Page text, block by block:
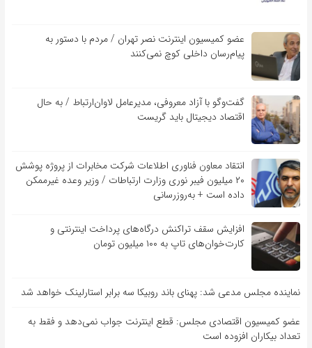
عضو کمیسیون اینترنت نصر تهران / مردم با دستور به
پیام‌رسان داخلی کوچ نمی‌کنند
گفت‌و‌گو با آزاد معروفی، مدیرعامل لاوان‌ارتباط / به حال
اقتصاد دیجیتال باید گریست
انتقاد معاون فناوری اطلاعات شرکت مخابرات از پروژه پوشش
۲۰ میلیون فیبر نوری وزارت ارتباطات / وزیر وعده غیرممکن
داده است + به‌روزرسانی
افزایش سقف تراکنش درگاه‌های پرداخت اینترنتی و
کارت‌خوان‌های تاپ به ۱۰۰ میلیون تومان
نماینده مجلس مدعی شد: پهنای باند روبیکا سه برابر استارلینک خواهد شد
عضو کمیسیون اقتصادی مجلس: قطع اینترنت جواب نمی‌دهد و فقط به
تعداد بیکاران افزوده است